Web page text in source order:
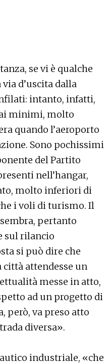
se vi è qualche
d’uscita dalla
intanto, infatti,
minimi, molto
quando l’aeroporto
Sono pochissimi
del Partito
nell’hangar,
molto inferiori di
i voli di turismo. Il
pertanto
sul rilancio
si può dire che
città attendesse un
messe in atto,
ad un progetto di
però, va preso atto
diversa».
industriale, «che